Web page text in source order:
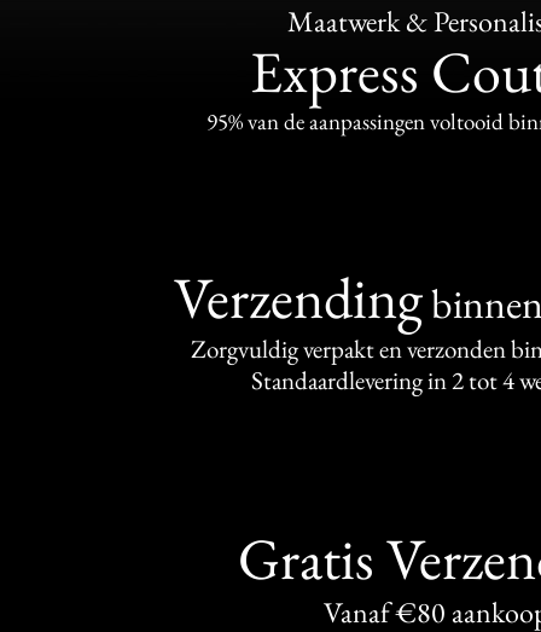
Maatwerk &
Express
95% van de aanpassingen voltooid
Verzending
Zorgvuldig verpakt en verzonden
Standaardlevering in 2 tot 4
Gratis
Vanaf €80